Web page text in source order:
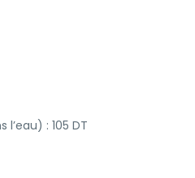
: 105 DT